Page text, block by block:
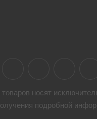
носят
подробной